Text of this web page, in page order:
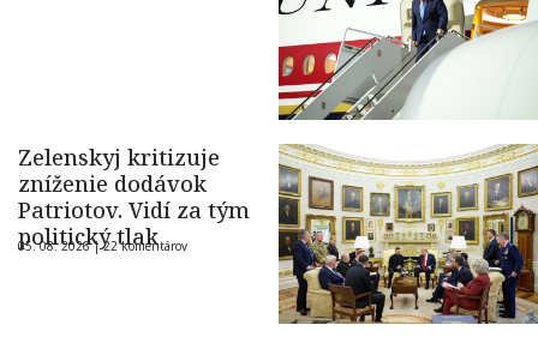
Zelenskyj kritizuje
zníženie dodávok
Patriotov. Vidí za tým
politický tlak
05. 08. 2026 |22 komentárov